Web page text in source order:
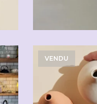
VENDU